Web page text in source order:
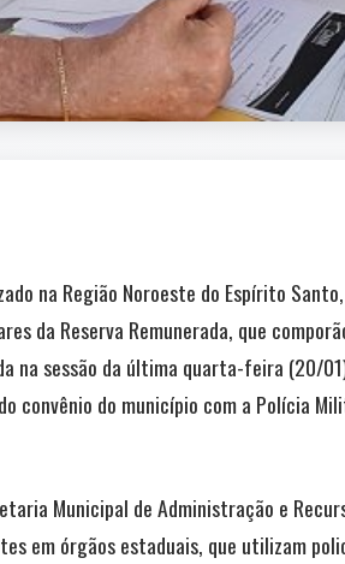
na Região Noroeste do Espírito
da Reserva Remunerada, que
na sessão da última quarta-feira (20/
convênio do município com a Polícia
Municipal de Administração e
em órgãos estaduais, que utilizam